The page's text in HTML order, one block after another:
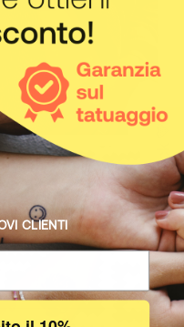
Your Feedback 💛
CLIENTI